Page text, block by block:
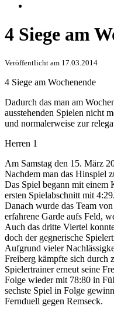
4 Siege am
Veröffentlicht am 17.03.2014
4 Siege am Wochenende
Dadurch das man am
und normalerweise zur
Herren 1
Am Samstag den 15. März
Nachdem man das Hinspiel
Das Spiel begann mit einem
ersten Spielabschnitt mit
Danach wurde das Team
erfahrene Garde aufs Feld,
Auch das dritte Viertel
doch der gegnerische
Aufgrund vieler
Freiberg kämpfte sich durch
Spielertrainer erneut seine
Folge wieder mit 78:80 in